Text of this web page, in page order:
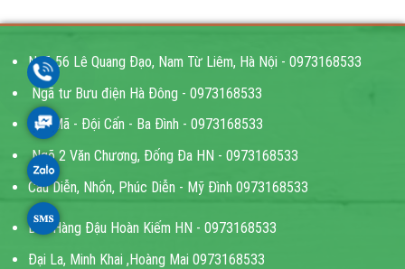
Ngõ 56 Lê Quang Đạo, Nam Từ Liêm, Hà Nội - 0973168533
Ngã tư Bưu điện Hà Đông - 0973168533
Kim Mã - Đội Cấn - Ba Đình - 0973168533
Ngõ 2 Văn Chương, Đống Đa HN - 0973168533
Cầu Diễn, Nhổn, Phúc Diễn - Mỹ Đình 0973168533
Bốt Hàng Đậu Hoàn Kiếm HN - 0973168533
Đại La, Minh Khai ,Hoàng Mai 0973168533